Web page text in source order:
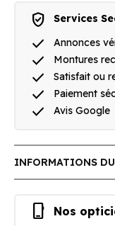
verified_user Services
done Annonces
done Montures
done Satisfait ou
done Paiement
done Avis Google
INFORMATIONS
phone_iphone Nos